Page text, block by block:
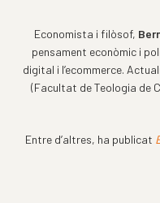
Economista i filòsof,
pensament econòmic i
digital i l’ecommerce.
(Facultat de Teologia de
Entre d’altres, ha publicat